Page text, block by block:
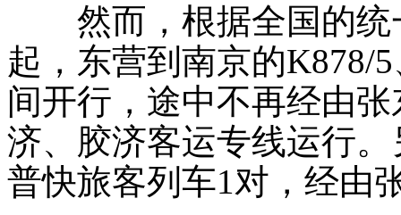
然而，根据全国的统
起，东营到南京的K878/
间开行，途中不再经由
济、胶济客运专线运行
普快旅客列车1对，经由